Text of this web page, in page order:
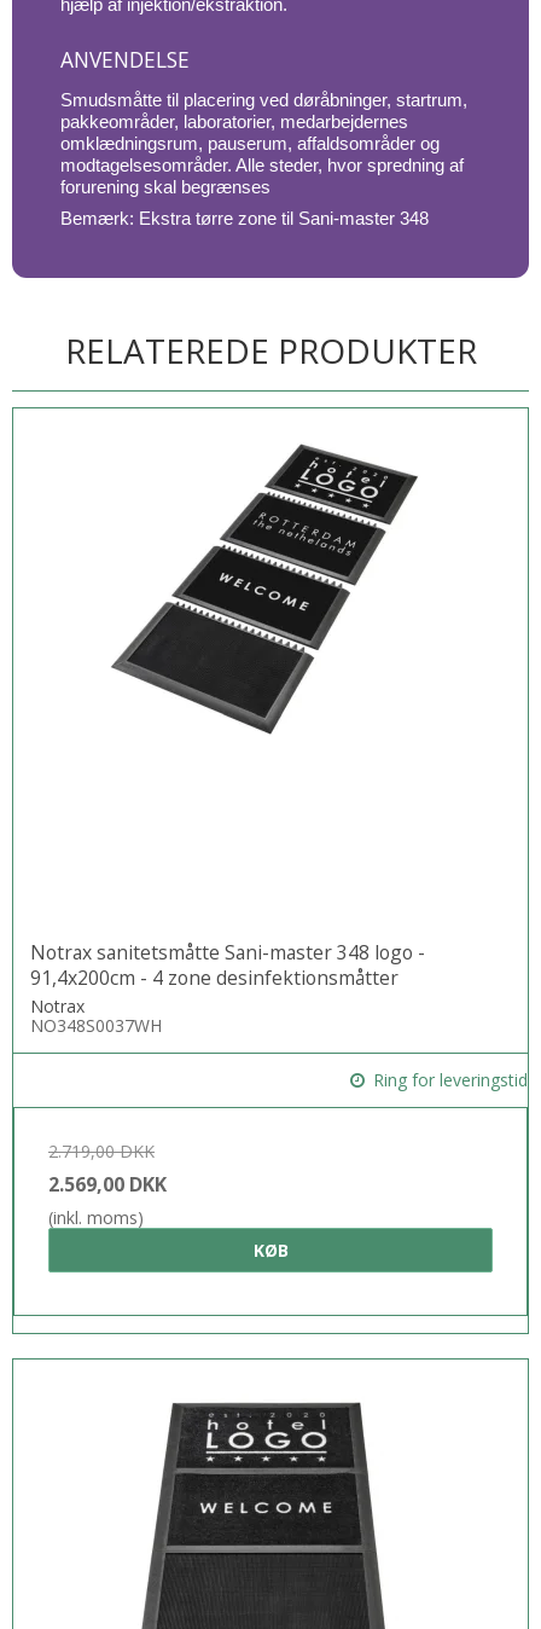
hjælp af injektion/ekstraktion.
ANVENDELSE
Smudsmåtte til placering ved døråbninger, startrum,
pakkeområder, laboratorier, medarbejdernes
omklædningsrum, pauserum, affaldsområder og
modtagelsesområder. Alle steder, hvor spredning af
forurening skal begrænses
Bemærk: Ekstra tørre zone til Sani-master 348
RELATEREDE PRODUKTER
Notrax sanitetsmåtte Sani-master 348 logo -
91,4x200cm - 4 zone desinfektionsmåtter
Notrax
NO348S0037WH
Ring for leveringstid
2.719,00 DKK
2.569,00 DKK
(inkl. moms)
KØB